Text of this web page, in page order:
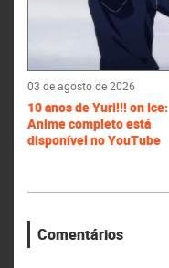
03 de agosto de 2026
10 anos de Yuri!!! on Ice:
Anime completo está
disponível no YouTube
Comentários